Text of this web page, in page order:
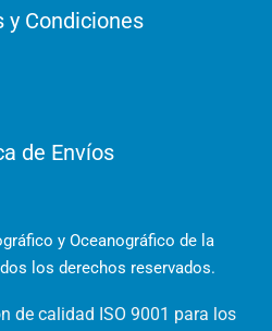
y Condiciones
de Envíos
y Oceanográfico de la
los derechos reservados.
de calidad ISO 9001 para los